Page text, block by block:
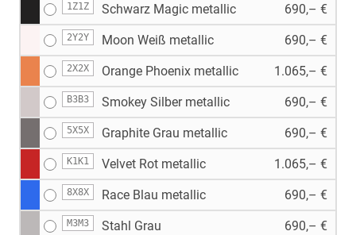
1Z1Z Schwarz Magic metallic 690,– €
2Y2Y Moon Weiß metallic 690,– €
2X2X Orange Phoenix metallic 1.065,– €
B3B3 Smokey Silber metallic 690,– €
5X5X Graphite Grau metallic 690,– €
K1K1 Velvet Rot metallic 1.065,– €
8X8X Race Blau metallic 690,– €
M3M3 Stahl Grau 690,– €